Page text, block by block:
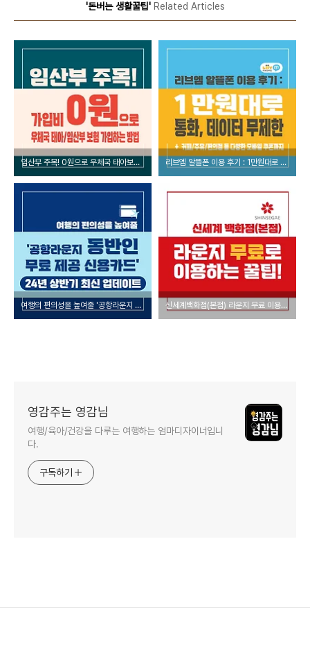
'돈버는 생활꿀팁'Related Articles
임산부 주목! 0원으로 우체국 태아보험 가입하는 방법 리브엠 알뜰폰 이용 후기 : 1만원대로 통화, 데이터 무제한 + 매달주는 모바일쿠폰까지
여행의 편의성을 높여줄 '공항라운지 동반인 무료 제공 신용카드' 추천!(24년 상반기 최신 업데이트) 신세계백화점(본점) 라운지 무료 이용하는 꿀팁!
영감주는 영감님
여행/육아/건강을 다루는 여행하는 엄마디자이너입니
다.
구독하기